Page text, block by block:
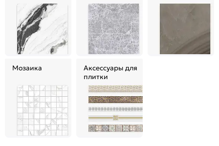
Мозаика
Аксессуары для
плитки